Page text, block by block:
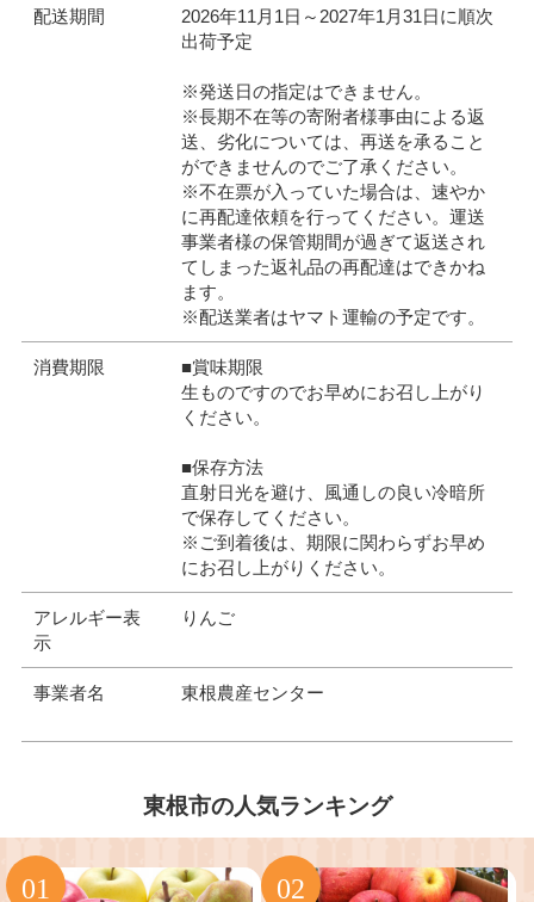
配送期間
2026年11月1日～2027年1月31日に順次
出荷予定
※発送日の指定はできません。
※長期不在等の寄附者様事由による返
送、劣化については、再送を承ること
ができませんのでご了承ください。
※不在票が入っていた場合は、速やか
に再配達依頼を行ってください。運送
事業者様の保管期間が過ぎて返送され
てしまった返礼品の再配達はできかね
ます。
※配送業者はヤマト運輸の予定です。
消費期限
■賞味期限
生ものですのでお早めにお召し上がり
ください。
■保存方法
直射日光を避け、風通しの良い冷暗所
で保存してください。
※ご到着後は、期限に関わらずお早め
にお召し上がりください。
アレルギー表
示
りんご
事業者名 東根農産センター
東根市の人気ランキング